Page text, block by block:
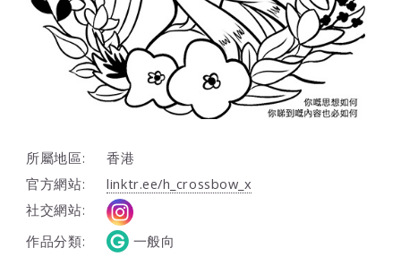
所屬地區:
香港
官方網站:
linktr.ee/h_crossbow_x
社交網站:
作品分類:
一般向